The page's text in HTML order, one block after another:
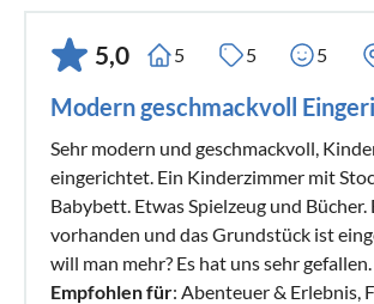
5,0 5 5 5
Modern geschmackvoll
Sehr modern und geschmackvoll,
eingerichtet. Ein Kinderzimmer mit
Babybett. Etwas Spielzeug und
vorhanden und das Grundstück ist
will man mehr? Es hat uns sehr gefallen.
Empfohlen für: Abenteuer & Erlebnis,